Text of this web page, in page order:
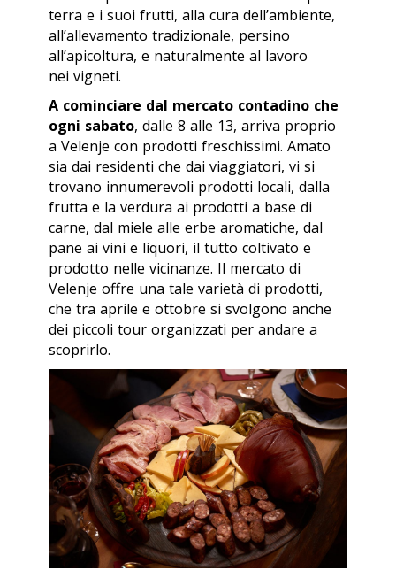
terra e i suoi frutti, alla cura dell’ambiente,
all’allevamento tradizionale, persino
all’apicoltura, e naturalmente al lavoro
nei vigneti.
A cominciare dal mercato contadino che
ogni sabato, dalle 8 alle 13, arriva proprio
a Velenje con prodotti freschissimi. Amato
sia dai residenti che dai viaggiatori, vi si
trovano innumerevoli prodotti locali, dalla
frutta e la verdura ai prodotti a base di
carne, dal miele alle erbe aromatiche, dal
pane ai vini e liquori, il tutto coltivato e
prodotto nelle vicinanze. Il mercato di
Velenje offre una tale varietà di prodotti,
che tra aprile e ottobre si svolgono anche
dei piccoli tour organizzati per andare a
scoprirlo.